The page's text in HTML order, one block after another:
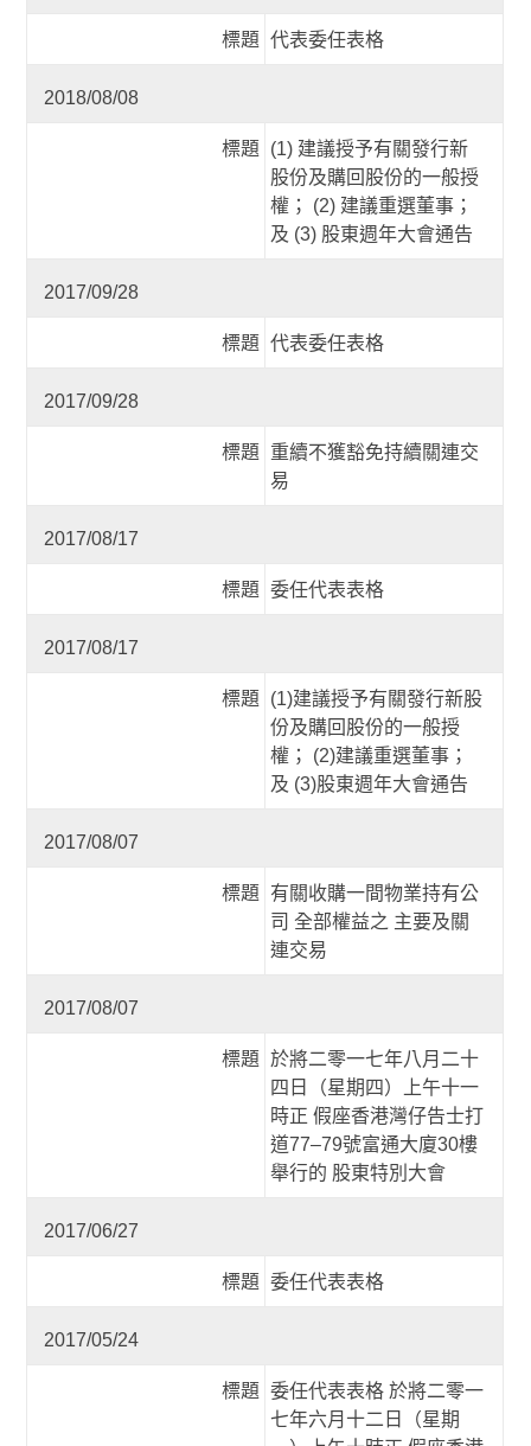
標題 代表委任表格
2018/08/08
標題
(1) 建議授予有關發行新
股份及購回股份的一般授
權； (2) 建議重選董事；
及 (3) 股東週年大會通告
2017/09/28
標題 代表委任表格
2017/09/28
標題
重續不獲豁免持續關連交
易
2017/08/17
標題 委任代表表格
2017/08/17
標題
(1)建議授予有關發行新股
份及購回股份的一般授
權； (2)建議重選董事；
及 (3)股東週年大會通告
2017/08/07
標題
有關收購一間物業持有公
司 全部權益之 主要及關
連交易
2017/08/07
標題
於將二零一七年八月二十
四日（星期四）上午十一
時正 假座香港灣仔告士打
道77–79號富通大廈30樓
舉行的 股東特別大會
2017/06/27
標題 委任代表表格
2017/05/24
標題
委任代表表格 於將二零一
七年六月十二日（星期